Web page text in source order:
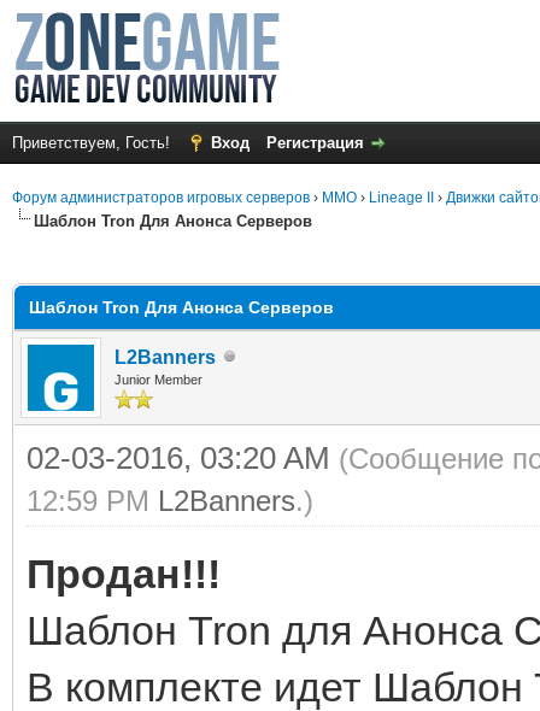
Приветствуем, Гость! Вход Регистрация
Форум администраторов игровых серверов › MMO › Lineage II › Движки
Шаблон Tron Для Анонса Серверов
Шаблон Tron Для Анонса Серверов
L2Banners
Junior Member
02-03-2016, 03:20 AM (Сообщение
12:59 PM L2Banners.)
Продан!!!
Шаблон Tron для Анонса
В комплекте идет Шаблон